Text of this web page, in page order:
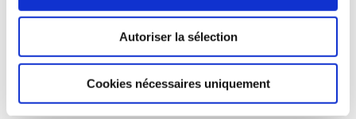
Autoriser la sélection
Cookies nécessaires uniquement
L'auto-édition
Nos services aux auteurs
LIBRAIRIE
Remises quantités -42%
Avantages libraires -30%
Parrainage : partagez 5€
Programme de fidélité
.